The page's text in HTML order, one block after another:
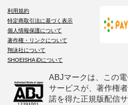
利用規約
特定商取引法に基づく表示
個人情報保護について
著作権・リンクについて
翔泳社について
SHOEISHA iDについて
ABJマークは、この
サービスが、著作権
諾を得た正規版配信